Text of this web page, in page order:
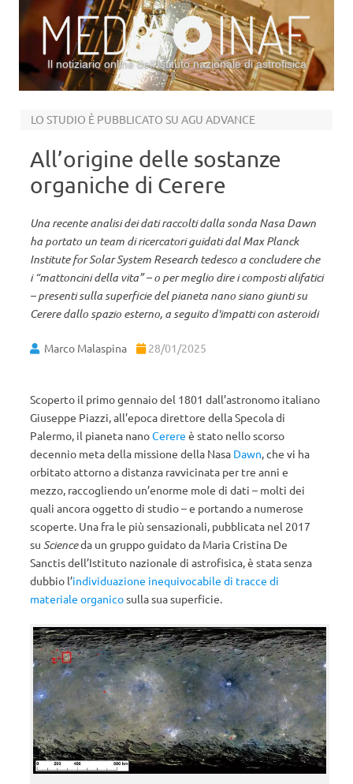
Il notiziario online dell’Istituto nazionale di astrofisica
LO STUDIO È PUBBLICATO SU AGU ADVANCE
All’origine delle sostanze
organiche di Cerere
Una recente analisi dei dati raccolti dalla sonda Nasa Dawn
ha portato un team di ricercatori guidati dal Max Planck
Institute for Solar System Research tedesco a concludere che
i “mattoncini della vita” – o per meglio dire i composti alifatici
– presenti sulla superficie del pianeta nano siano giunti su
Cerere dallo spazio esterno, a seguito d'impatti con asteroidi
Marco Malaspina 28/01/2025
Scoperto il primo gennaio del 1801 dall’astronomo italiano
Giuseppe Piazzi, all’epoca direttore della Specola di
Palermo, il pianeta nanoCerere è stato nello scorso
decennio meta della missione della Nasa Dawn, che vi ha
orbitato attorno a distanza ravvicinata per tre anni e
mezzo, raccogliendo un’enorme mole di dati – molti dei
quali ancora oggetto di studio – e portando a numerose
scoperte. Una fra le più sensazionali, pubblicata nel 2017
su Scienceda un gruppo guidato da Maria Cristina De
Sanctis dell’Istituto nazionale di astrofisica, è stata senza
dubbio l’individuazione inequivocabile di tracce di
materiale organicosulla sua superficie.